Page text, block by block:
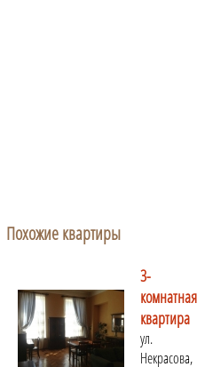
Похожие квартиры
3-
комнатная
квартира
ул.
Некрасова,